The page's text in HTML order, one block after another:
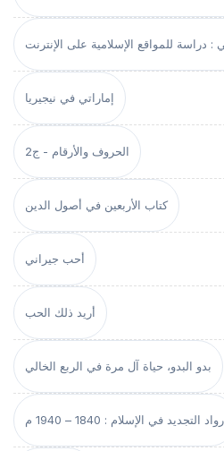
: دراسة للمواقع الإسلامية على الإنترنت
إماراتي في نيجيريا
الحروف والأرقام - ج2
كتاب الأربعين في أصول الدين
أحب جيراني
أريد ذلك الحب
بدو البدو، حياة آل مرة في الربع الخالي
رواد التجديد في الإسلام : 1840 – 1940 م